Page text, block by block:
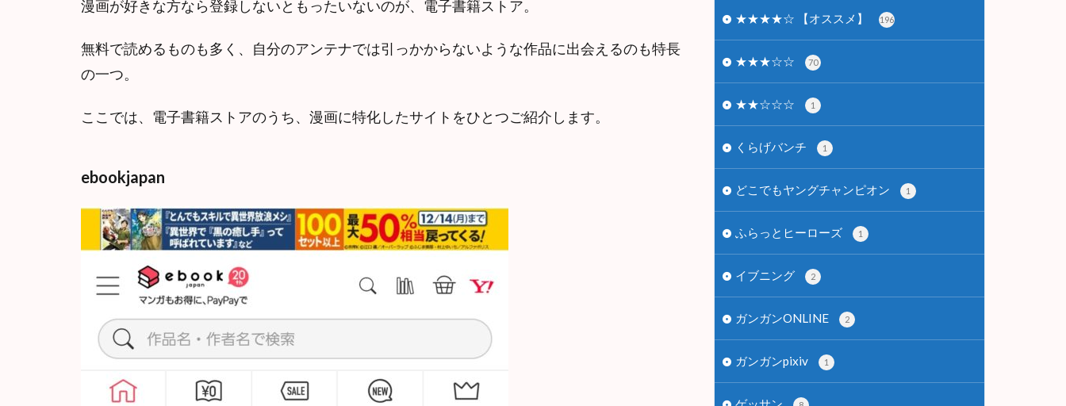
漫画が好きな方なら登録しないともったいないのが、電子書籍ストア。
無料で読めるものも多く、自分のアンテナでは引っかからないような作品に出会えるのも特長
の一つ。
ここでは、電子書籍ストアのうち、漫画に特化したサイトをひとつご紹介します。
ebookjapan
★★★★☆ 【オススメ】 196
★★★☆☆ 70
★★☆☆☆ 1
くらげバンチ 1
どこでもヤングチャンピオン 1
ふらっとヒーローズ 1
イブニング 2
ガンガンONLINE 2
ガンガンpixiv 1